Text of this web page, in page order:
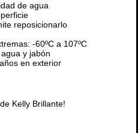
de agua
reposicionarlo
-60ºC a 107ºC
y jabón
en exterior
Kelly Brillante!